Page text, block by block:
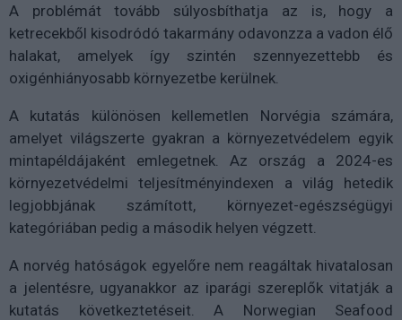
A problémát tovább súlyosbíthatja az is, hogy a
ketrecekből kisodródó takarmány odavonzza a vadon élő
halakat, amelyek így szintén szennyezettebb és
oxigénhiányosabb környezetbe kerülnek.
A kutatás különösen kellemetlen Norvégia számára,
amelyet világszerte gyakran a környezetvédelem egyik
mintapéldájaként emlegetnek. Az ország a 2024-es
környezetvédelmi teljesítményindexen a világ hetedik
legjobbjának számított, környezet-egészségügyi
kategóriában pedig a második helyen végzett.
A norvég hatóságok egyelőre nem reagáltak hivatalosan
a jelentésre, ugyanakkor az iparági szereplők vitatják a
kutatás következtetéseit. A Norwegian Seafood